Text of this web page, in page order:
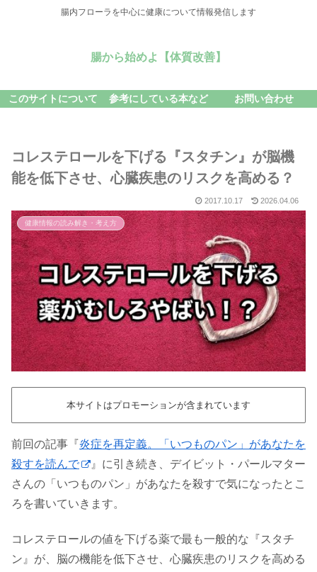
腸内フローラを中心に健康について情報発信します
腸から始めよ【体質改善】
このサイトについて 参考にしている本など お問い合わせ
コレステロールを下げる『スタチン』が脳機
能を低下させ、心臓疾患のリスクを高める？
2017.10.17 2026.04.06
健康情報の読み解き・考え方
本サイトはプロモーションが含まれています
前回の記事『炎症を再定義。「いつものパン」があなたを
殺すを読んで
』に引き続き、デイビット・パールマター
さんの「いつものパン」があなたを殺すで気になったとこ
ろを書いていきます。
コレステロールの値を下げる薬で最も一般的な『スタチ
ン』が、脳の機能を低下させ、心臓疾患のリスクを高める